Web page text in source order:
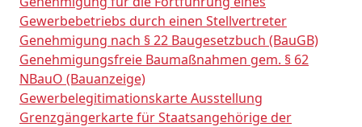
Gewerbebetriebs durch einen Stellvertreter
Genehmigung nach § 22 Baugesetzbuch (BauGB)
Genehmigungsfreie Baumaßnahmen gem. § 62
NBauO (Bauanzeige)
Gewerbelegitimationskarte Ausstellung
Grenzgängerkarte für Staatsangehörige der